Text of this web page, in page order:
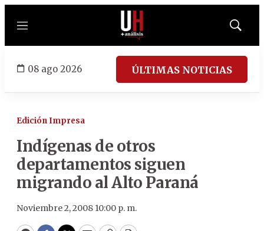
Menú
Mostrar
08 ago 2026 ÚLTIMAS NOTICIAS
Edición Impresa
Indígenas de otros
departamentos siguen
migrando al Alto Paraná
Noviembre 2, 2008 10:00 p. m.